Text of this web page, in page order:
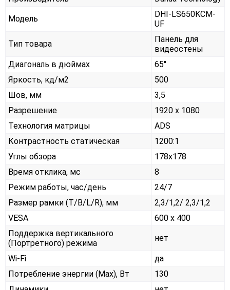
Модель
DHI-LS650KCM-
UF
Тип товара
Панель для
видеостены
Диагональ в дюймах
65"
Яркость, кд/м2
500
Шов, мм
3,5
Разрешение
1920 x 1080
Технология матрицы
ADS
Контрастность статическая
1200:1
Углы обзора
178x178
Время отклика, мс
8
Режим работы, час/день
24/7
Размер рамки (T/B/L/R), мм
2,3/1,2/ 2,3/1,2
VESA
600 x 400
Поддержка вертикального
(Портретного) режима
нет
Wi-Fi
да
Потребление энергии (Max), Вт
130